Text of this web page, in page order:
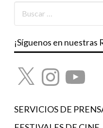
¡Síguenos en nuestras
X InstagramYouTube
SERVICIOS DE